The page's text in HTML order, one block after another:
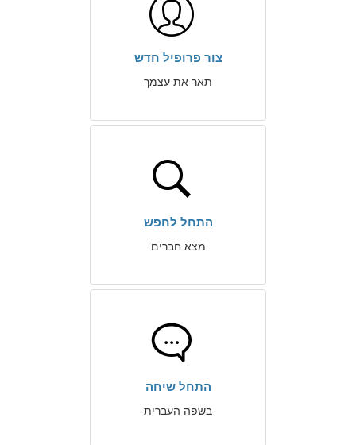
צור פרופיל חדש
תאר את עצמך
התחל לחפש
מצא חברים
התחל שיחה
בשפה העברית